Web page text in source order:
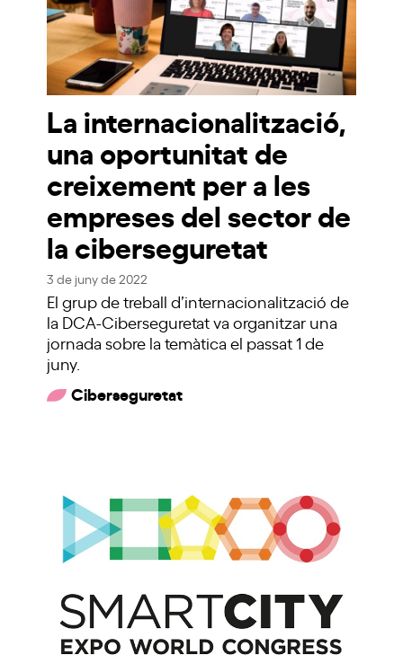
La internacionalització,
una oportunitat de
creixement per a les
empreses del sector de
la ciberseguretat
3 de juny de 2022
El grup de treball d’internacionalització de
la DCA-Ciberseguretat va organitzar una
jornada sobre la temàtica el passat 1 de
juny.
Ciberseguretat